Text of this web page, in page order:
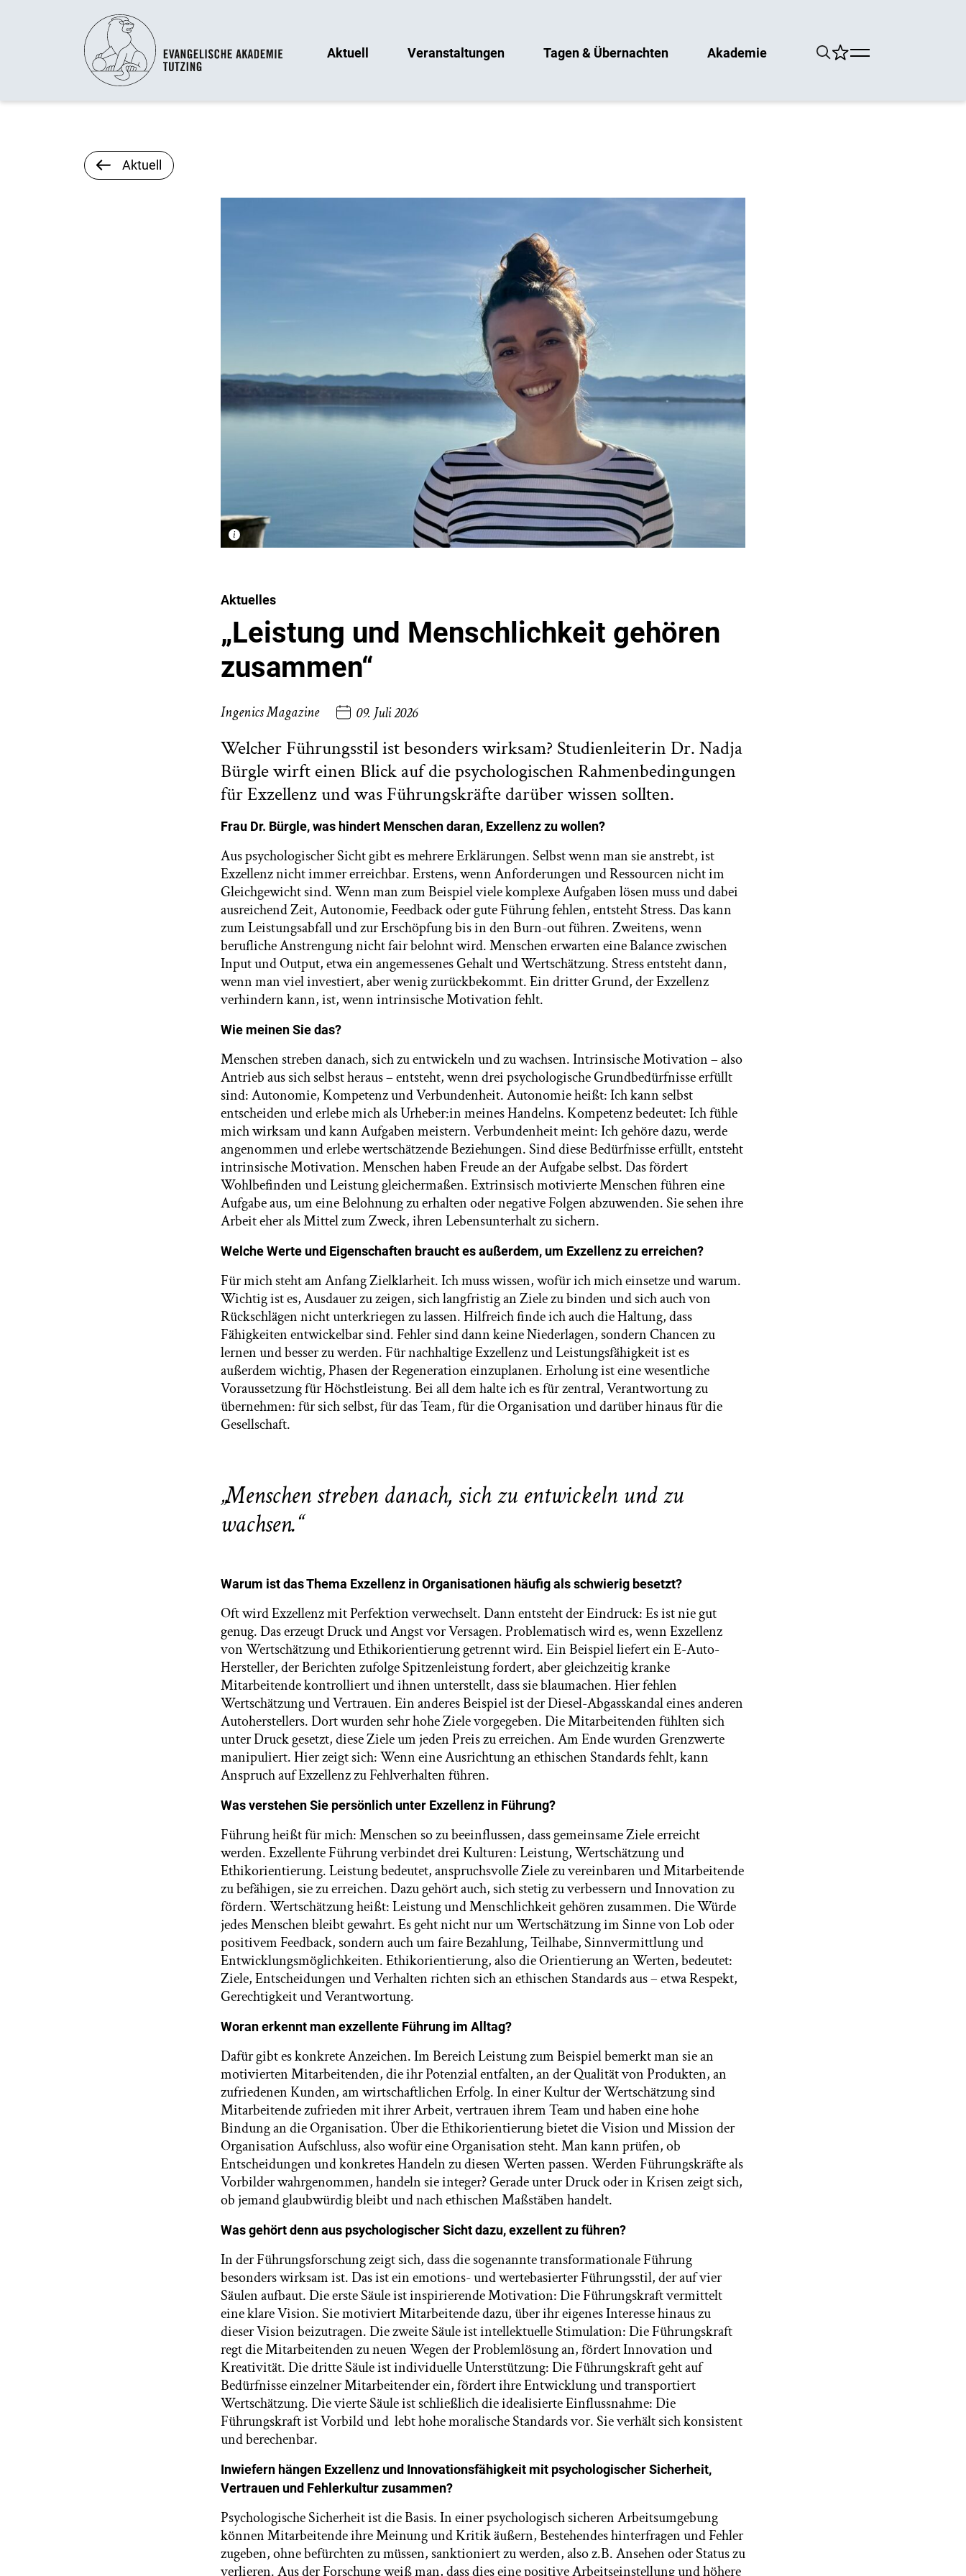
Aktuell Veranstaltungen Tagen & Übernachten Akademie
Aktuell
Aktuelles
„Leistung und Menschlichkeit gehören
zusammen“
Ingenics Magazine 09. Juli 2026
Welcher Führungsstil ist besonders wirksam? Studienleiterin Dr. Nadja
Bürgle wirft einen Blick auf die psychologischen Rahmenbedingungen
für Exzellenz und was Führungskräfte darüber wissen sollten.
Frau Dr. Bürgle, was hindert Menschen daran, Exzellenz zu wollen?
Aus psychologischer Sicht gibt es mehrere Erklärungen. Selbst wenn man sie anstrebt, ist
Exzellenz nicht immer erreichbar. Erstens, wenn Anforderungen und Ressourcen nicht im
Gleichgewicht sind. Wenn man zum Beispiel viele komplexe Aufgaben lösen muss und dabei
ausreichend Zeit, Autonomie, Feedback oder gute Führung fehlen, entsteht Stress. Das kann
zum Leistungsabfall und zur Erschöpfung bis in den Burn-out führen. Zweitens, wenn
berufliche Anstrengung nicht fair belohnt wird. Menschen erwarten eine Balance zwischen
Input und Output, etwa ein angemessenes Gehalt und Wertschätzung. Stress entsteht dann,
wenn man viel investiert, aber wenig zurückbekommt. Ein dritter Grund, der Exzellenz
verhindern kann, ist, wenn intrinsische Motivation fehlt.
Wie meinen Sie das?
Menschen streben danach, sich zu entwickeln und zu wachsen. Intrinsische Motivation – also
Antrieb aus sich selbst heraus – entsteht, wenn drei psychologische Grundbedürfnisse erfüllt
sind: Autonomie, Kompetenz und Verbundenheit. Autonomie heißt: Ich kann selbst
entscheiden und erlebe mich als Urheber:in meines Handelns. Kompetenz bedeutet: Ich fühle
mich wirksam und kann Aufgaben meistern. Verbundenheit meint: Ich gehöre dazu, werde
angenommen und erlebe wertschätzende Beziehungen. Sind diese Bedürfnisse erfüllt, entsteht
intrinsische Motivation. Menschen haben Freude an der Aufgabe selbst. Das fördert
Wohlbefinden und Leistung gleichermaßen. Extrinsisch motivierte Menschen führen eine
Aufgabe aus, um eine Belohnung zu erhalten oder negative Folgen abzuwenden. Sie sehen ihre
Arbeit eher als Mittel zum Zweck, ihren Lebensunterhalt zu sichern.
Welche Werte und Eigenschaften braucht es außerdem, um Exzellenz zu erreichen?
Für mich steht am Anfang Zielklarheit. Ich muss wissen, wofür ich mich einsetze und warum.
Wichtig ist es, Ausdauer zu zeigen, sich langfristig an Ziele zu binden und sich auch von
Rückschlägen nicht unterkriegen zu lassen. Hilfreich finde ich auch die Haltung, dass
Fähigkeiten entwickelbar sind. Fehler sind dann keine Niederlagen, sondern Chancen zu
lernen und besser zu werden. Für nachhaltige Exzellenz und Leistungsfähigkeit ist es
außerdem wichtig, Phasen der Regeneration einzuplanen. Erholung ist eine wesentliche
Voraussetzung für Höchstleistung. Bei all dem halte ich es für zentral, Verantwortung zu
übernehmen: für sich selbst, für das Team, für die Organisation und darüber hinaus für die
Gesellschaft.
„Menschen streben danach, sich zu entwickeln und zu
wachsen.“
Warum ist das Thema Exzellenz in Organisationen häufig als schwierig besetzt?
Oft wird Exzellenz mit Perfektion verwechselt. Dann entsteht der Eindruck: Es ist nie gut
genug. Das erzeugt Druck und Angst vor Versagen. Problematisch wird es, wenn Exzellenz
von Wertschätzung und Ethikorientierung getrennt wird. Ein Beispiel liefert ein E-Auto-
Hersteller, der Berichten zufolge Spitzenleistung fordert, aber gleichzeitig kranke
Mitarbeitende kontrolliert und ihnen unterstellt, dass sie blaumachen. Hier fehlen
Wertschätzung und Vertrauen. Ein anderes Beispiel ist der Diesel-Abgasskandal eines anderen
Autoherstellers. Dort wurden sehr hohe Ziele vorgegeben. Die Mitarbeitenden fühlten sich
unter Druck gesetzt, diese Ziele um jeden Preis zu erreichen. Am Ende wurden Grenzwerte
manipuliert. Hier zeigt sich: Wenn eine Ausrichtung an ethischen Standards fehlt, kann
Anspruch auf Exzellenz zu Fehlverhalten führen.
Was verstehen Sie persönlich unter Exzellenz in Führung?
Führung heißt für mich: Menschen so zu beeinflussen, dass gemeinsame Ziele erreicht
werden. Exzellente Führung verbindet drei Kulturen: Leistung, Wertschätzung und
Ethikorientierung. Leistung bedeutet, anspruchsvolle Ziele zu vereinbaren und Mitarbeitende
zu befähigen, sie zu erreichen. Dazu gehört auch, sich stetig zu verbessern und Innovation zu
fördern. Wertschätzung heißt: Leistung und Menschlichkeit gehören zusammen. Die Würde
jedes Menschen bleibt gewahrt. Es geht nicht nur um Wertschätzung im Sinne von Lob oder
positivem Feedback, sondern auch um faire Bezahlung, Teilhabe, Sinnvermittlung und
Entwicklungsmöglichkeiten. Ethikorientierung, also die Orientierung an Werten, bedeutet:
Ziele, Entscheidungen und Verhalten richten sich an ethischen Standards aus – etwa Respekt,
Gerechtigkeit und Verantwortung.
Woran erkennt man exzellente Führung im Alltag?
Dafür gibt es konkrete Anzeichen. Im Bereich Leistung zum Beispiel bemerkt man sie an
motivierten Mitarbeitenden, die ihr Potenzial entfalten, an der Qualität von Produkten, an
zufriedenen Kunden, am wirtschaftlichen Erfolg. In einer Kultur der Wertschätzung sind
Mitarbeitende zufrieden mit ihrer Arbeit, vertrauen ihrem Team und haben eine hohe
Bindung an die Organisation. Über die Ethikorientierung bietet die Vision und Mission der
Organisation Aufschluss, also wofür eine Organisation steht. Man kann prüfen, ob
Entscheidungen und konkretes Handeln zu diesen Werten passen. Werden Führungskräfte als
Vorbilder wahrgenommen, handeln sie integer? Gerade unter Druck oder in Krisen zeigt sich,
ob jemand glaubwürdig bleibt und nach ethischen Maßstäben handelt.
Was gehört denn aus psychologischer Sicht dazu, exzellent zu führen?
In der Führungsforschung zeigt sich, dass die sogenannte transformationale Führung
besonders wirksam ist. Das ist ein emotions- und wertebasierter Führungsstil, der auf vier
Säulen aufbaut. Die erste Säule ist inspirierende Motivation: Die Führungskraft vermittelt
eine klare Vision. Sie motiviert Mitarbeitende dazu, über ihr eigenes Interesse hinaus zu
dieser Vision beizutragen. Die zweite Säule ist intellektuelle Stimulation: Die Führungskraft
regt die Mitarbeitenden zu neuen Wegen der Problemlösung an, fördert Innovation und
Kreativität. Die dritte Säule ist individuelle Unterstützung: Die Führungskraft geht auf
Bedürfnisse einzelner Mitarbeitender ein, fördert ihre Entwicklung und transportiert
Wertschätzung. Die vierte Säule ist schließlich die idealisierte Einflussnahme: Die
Führungskraft ist Vorbild und lebt hohe moralische Standards vor. Sie verhält sich konsistent
und berechenbar.
Inwiefern hängen Exzellenz und Innovationsfähigkeit mit psychologischer Sicherheit,
Vertrauen und Fehlerkultur zusammen?
Psychologische Sicherheit ist die Basis. In einer psychologisch sicheren Arbeitsumgebung
können Mitarbeitende ihre Meinung und Kritik äußern, Bestehendes hinterfragen und Fehler
zugeben, ohne befürchten zu müssen, sanktioniert zu werden, also z.B. Ansehen oder Status zu
verlieren. Aus der Forschung weiß man, dass dies eine positive Arbeitseinstellung und höhere